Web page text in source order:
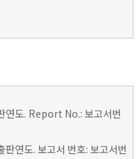
연도. Report No.: 보고서번
판연도. 보고서 번호: 보고서번